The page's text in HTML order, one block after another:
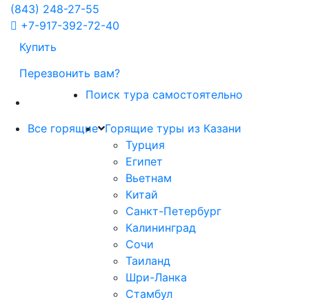
(843) 248-27-55
+7-917-392-72-40
Купить
Перезвонить вам?
Поиск тура самостоятельно
Все горящие Горящие туры из Казани
Турция
Египет
Вьетнам
Китай
Санкт-Петербург
Калининград
Сочи
Таиланд
Шри-Ланка
Стамбул